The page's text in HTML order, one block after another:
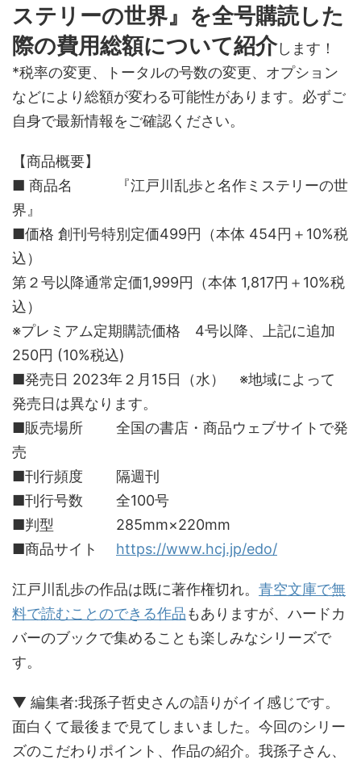
ステリーの世界』を全号購読した
際の費用総額について紹介します！
*税率の変更、トータルの号数の変更、オプション
などにより総額が変わる可能性があります。必ずご
自身で最新情報をご確認ください。
【商品概要】
■ 商品名 『江戸川乱歩と名作ミステリーの世
界』
■価格 創刊号特別定価499円（本体 454円＋10%税
込）
第２号以降通常定価1,999円（本体 1,817円＋10%税
込）
※プレミアム定期購読価格 4号以降、上記に追加
250円 (10%税込)
■発売日 2023年２月15日（水） ※地域によって
発売日は異なります。
■販売場所 全国の書店・商品ウェブサイトで発
売
■刊行頻度 隔週刊
■刊行号数 全100号
■判型 285mm×220mm
■商品サイト https://www.hcj.jp/edo/
江戸川乱歩の作品は既に著作権切れ。 青空文庫で無
料で読むことのできる作品もありますが、ハードカ
バーのブックで集めることも楽しみなシリーズで
す。
▼ 編集者:我孫子哲史さんの語りがイイ感じです。
面白くて最後まで見てしまいました。今回のシリー
ズのこだわりポイント、作品の紹介。我孫子さん、